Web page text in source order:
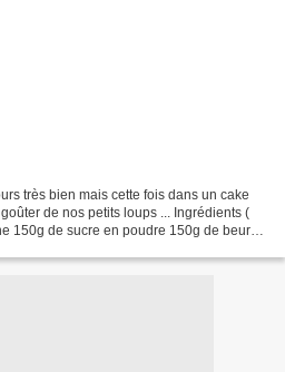
très bien mais cette fois dans un cake
de nos petits loups ... Ingrédients (
150g de sucre en poudre 150g de beurre